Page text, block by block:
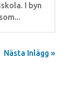
I byn
Nästa Inlägg »